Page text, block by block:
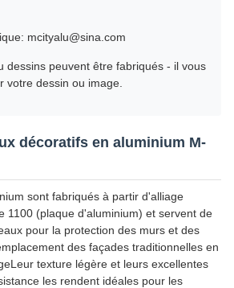
mcityalu@sina.com
dessins peuvent être fabriqués - il vous
votre dessin ou image.
décoratifs en aluminium M-
sont fabriqués à partir d'alliage
1100 (plaque d'aluminium) et servent de
pour la protection des murs et des
des façades traditionnelles en
texture légère et leurs excellentes
les rendent idéales pour les